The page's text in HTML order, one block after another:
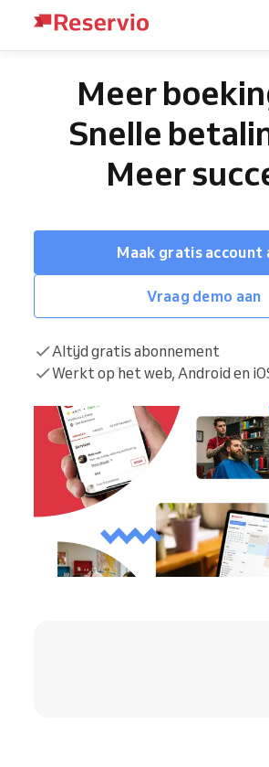
Meer
Snelle
Meer
Maak gratis account
Vraag demo aan
Altijd gratis abonnement
Werkt op het web, Android en